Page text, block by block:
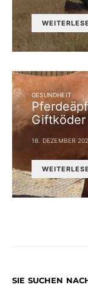
GESUNDHEIT
Giftköder
18. DEZEMBER
SIE SUCHEN